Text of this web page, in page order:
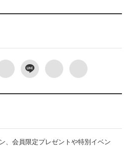
、会員限定プレゼントや特別イベン